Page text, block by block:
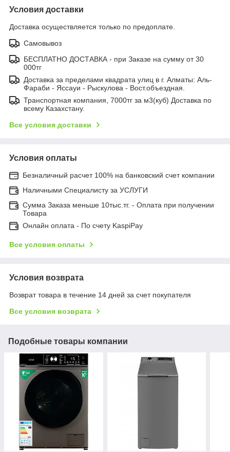
Условия доставки
Доставка осуществляется только по предоплате.
Самовывоз
БЕСПЛАТНО ДОСТАВКА - при Заказе на сумму от 30
000тг
Доставка за пределами квадрата улиц в г. Алматы: Аль-
Фараби - Яссауи - Рыскулова - Вост.объездная.
Транспортная компания, 7000тг за м3(куб) Доставка по
всему Казахстану.
Все условия доставки
Условия оплаты
Безналичный расчет 100% на банковский счет компании
Наличными Специалисту за УСЛУГИ
Сумма Заказа меньше 10тыс.тг. - Оплата при получении
Товара
Онлайн оплата - По счету KaspiPay
Все условия оплаты
Условия возврата
Возврат товара в течение 14 дней за счет покупателя
Все условия возврата
Подобные товары компании